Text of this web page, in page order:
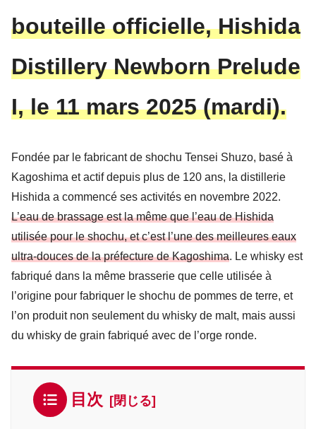
bouteille officielle, Hishida
Distillery Newborn Prelude
I, le 11 mars 2025 (mardi).
Fondée par le fabricant de shochu Tensei Shuzo, basé à
Kagoshima et actif depuis plus de 120 ans, la distillerie
Hishida a commencé ses activités en novembre 2022.
L’eau de brassage est la même que l’eau de Hishida
utilisée pour le shochu, et c’est l’une des meilleures eaux
ultra-douces de la préfecture de Kagoshima. Le whisky est
fabriqué dans la même brasserie que celle utilisée à
l’origine pour fabriquer le shochu de pommes de terre, et
l’on produit non seulement du whisky de malt, mais aussi
du whisky de grain fabriqué avec de l’orge ronde.
目次